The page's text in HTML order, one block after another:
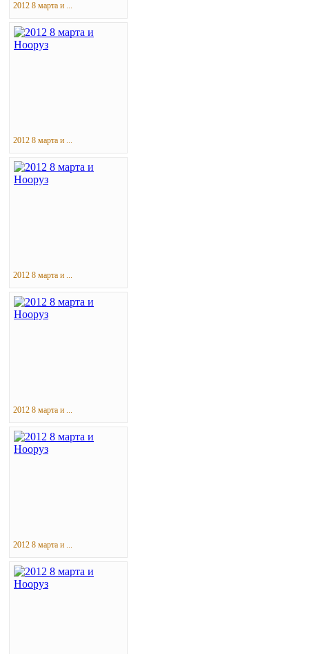
2012 8 марта и ...
2012 8 марта и ...
2012 8 марта и ...
2012 8 марта и ...
2012 8 марта и ...